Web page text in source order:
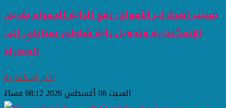
بسبب اضطراب الأمواج: رفع الراية الحمراء بغربي
الإسكندرية وتحويل راية شاطئ ستانلي إلى
الصفراء
اخبار اسكندرية
السبت 08 أغسطس 2026 08:12 مساءً